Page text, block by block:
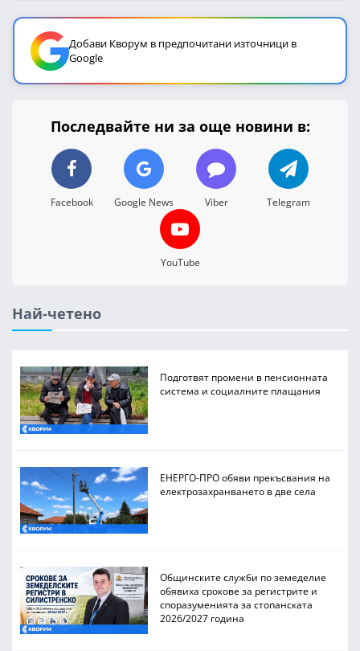
Добави Кворум в предпочитани източници в
Google
Последвайте ни за още новини в:
Facebook Google News Viber Telegram
YouTube
Най-четено
Подготвят промени в пенсионната
система и социалните плащания
ЕНЕРГО-ПРО обяви прекъсвания на
електрозахранването в две села
Общинските служби по земеделие
обявиха срокове за регистрите и
споразуменията за стопанската
2026/2027 година